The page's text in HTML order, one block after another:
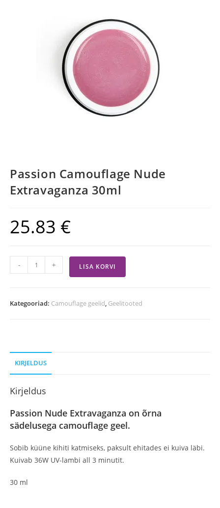
Passion Camouflage Nude
Extravaganza 30ml
25.83 €
- + LISA KORVI
Kategooriad: Camouflage geelid, Geelitooted
KIRJELDUS
Kirjeldus
Passion Nude Extravaganza on õrna
sädelusega camouflage geel.
Sobib küüne kihiti katmiseks, paksult ehitades ei kuiva läbi.
Kuivab 36W UV-lambi all 3 minutit.
30 ml